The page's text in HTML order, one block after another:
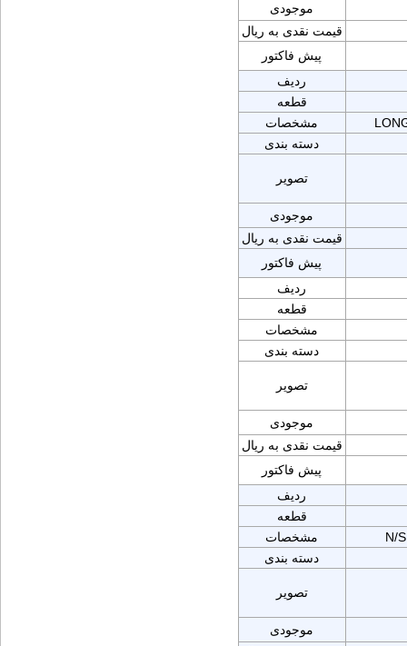
موجودی
قیمت نقدی به ریال
پیش فاکتور
ردیف
قطعه
مشخصات
دسته بندی
تصویر
موجودی
قیمت نقدی به ریال
پیش فاکتور
ردیف
قطعه
مشخصات
دسته بندی
تصویر
موجودی
قیمت نقدی به ریال
پیش فاکتور
ردیف
قطعه
مشخصات
N/
دسته بندی
تصویر
موجودی